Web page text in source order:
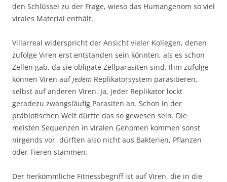
den Schlüssel zu der Frage, wieso das Humangenom so viel
virales Material enthält.
Villarreal widerspricht der Ansicht vieler Kollegen, denen
zufolge Viren erst entstanden sein könnten, als es schon
Zellen gab, da sie obligate Zellparasiten sind. Ihm zufolge
können Viren aufjedem Replikatorsystem parasitieren,
selbst auf anderen Viren. Ja, jeder Replikator lockt
geradezu zwangsläufig Parasiten an. Schon in der
präbiotischen Welt dürfte das so gewesen sein. Die
meisten Sequenzen in viralen Genomen kommen sonst
nirgends vor, dürften also nicht aus Bakterien, Pflanzen
oder Tieren stammen.
Der herkömmliche Fitnessbegriff ist auf Viren, die in die